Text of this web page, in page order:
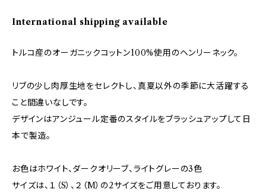
International shipping available
トルコ産のオーガニックコットン100%使用のヘンリーネック。
リブの少し肉厚生地をセレクトし、真夏以外の季節に大活躍する
こと間違いなしです。
デザインはアンジュール定番のスタイルをブラッシュアップして日
本で製造。
お色はホワイト、ダークオリーブ、ライトグレーの3色
サイズは、１（S）、２（M）の2サイズをご用意しております。